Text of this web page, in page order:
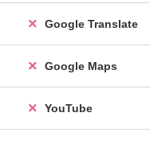
Google Translate
Google Maps
YouTube